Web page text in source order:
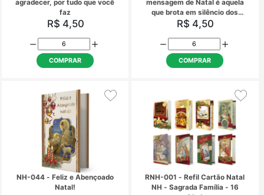
NH-026 - Cartão Quero
faz
R$ 4,50
COMPRAR
NH-042 - Cartão A
que brota em
nossosR$ 4,50
COMPRAR